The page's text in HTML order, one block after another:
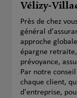
Vélizy-
Près de chez
général
approche
épargne
prévoyance,
Par notre
chaque client,
d'entreprise,